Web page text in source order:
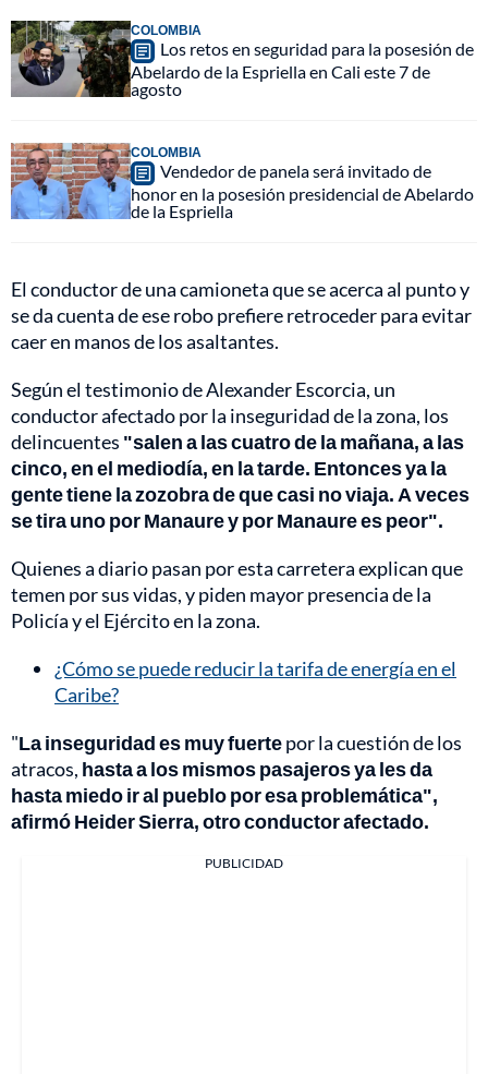
COLOMBIA
Los retos en seguridad para la posesión de
Abelardo de la Espriella en Cali este 7 de
agosto
COLOMBIA
Vendedor de panela será invitado de
honor en la posesión presidencial de Abelardo
de la Espriella
El conductor de una camioneta que se acerca al punto y
se da cuenta de ese robo prefiere retroceder para evitar
caer en manos de los asaltantes.
Según el testimonio de Alexander Escorcia, un
conductor afectado por la inseguridad de la zona, los
delincuentes "salen a las cuatro de la mañana, a las
cinco, en el mediodía, en la tarde. Entonces ya la
gente tiene la zozobra de que casi no viaja. A veces
se tira uno por Manaure y por Manaure es peor".
Quienes a diario pasan por esta carretera explican que
temen por sus vidas, y piden mayor presencia de la
Policía y el Ejército en la zona.
¿Cómo se puede reducir la tarifa de energía en el
Caribe?
"La inseguridad es muy fuertepor la cuestión de los
atracos, hasta a los mismos pasajeros ya les da
hasta miedo ir al pueblo por esa problemática",
afirmó Heider Sierra, otro conductor afectado.
PUBLICIDAD